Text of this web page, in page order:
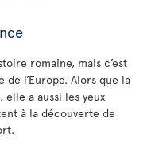
romaine, mais c’est
de l’Europe. Alors que la
elle a aussi les yeux
à la découverte de